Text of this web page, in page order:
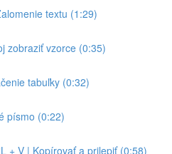
textu (1:29)
zobraziť vzorce (0:35)
tabuľky (0:32)
písmo (0:22)
+ V | Kopírovať a prilepiť (0:58)